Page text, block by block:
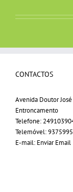
CONTACTOS
Avenida Doutor
Entroncamento
Telefone:
Telemóvel:
E-mail: Enviar Email